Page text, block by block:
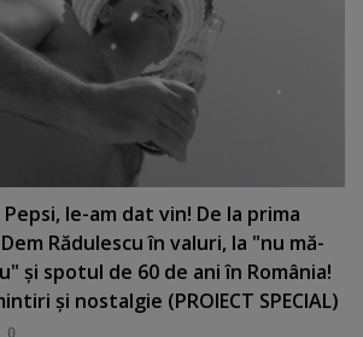
Pepsi, le-am dat vin! De la prima
Rădulescu în valuri, la "nu mă-
şi spotul de 60 de ani în România!
şi nostalgie (PROIECT SPECIAL)
0